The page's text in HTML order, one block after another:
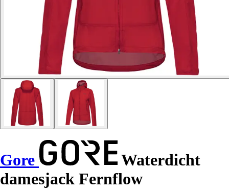
Gore
Waterdicht
damesjack Fernflow